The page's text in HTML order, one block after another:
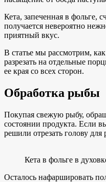
Кета, запеченная в фольге,
получается невероятно
приятный вкус.
В статье мы рассмотрим,
разрезать на отдельные
ее края со всех сторон.
Обработка рыбы
Покупая свежую рыбу,
состоянии продукта. Если
решили отрезать голову
Кета в фольге в
Осталось нафаршировать